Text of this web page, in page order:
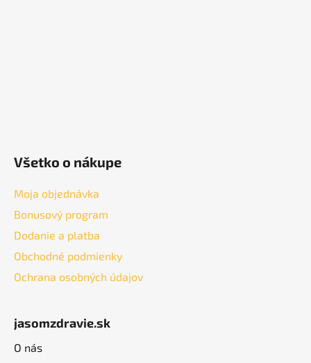
Všetko o nákupe
Moja objednávka
Bonusový program
Dodanie a platba
Obchodné podmienky
Ochrana osobných údajov
jasomzdravie.sk
O nás